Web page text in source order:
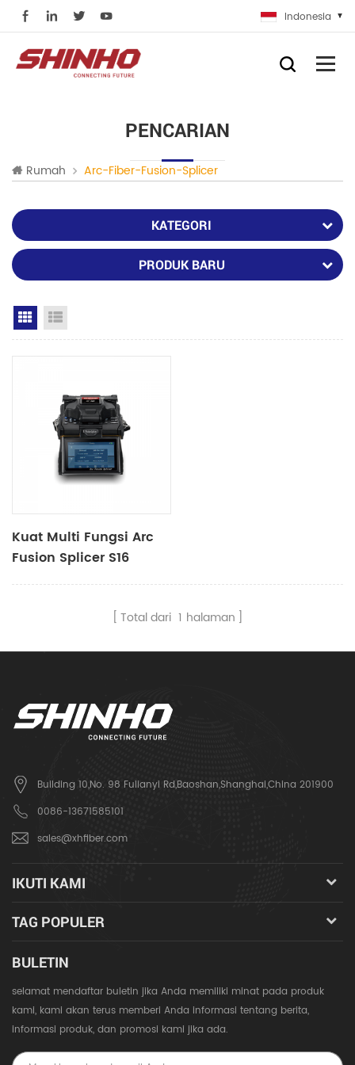
Indonesia
PENCARIAN
Rumah Arc-Fiber-Fusion-Splicer
KATEGORI
PRODUK BARU
Grid View
Kuat Multi Fungsi Arc
Fusion Splicer S16
Total dari 1 halaman
Building 10,No. 98 Fulianyi Rd,Baoshan,Shanghai,China 201900
0086-13671585101
sales@xhfiber.com
IKUTI KAMI
TAG POPULER
BULETIN
selamat mendaftar buletin jika Anda memiliki minat pada produk
kami, kami akan terus memberi Anda informasi tentang berita,
informasi produk, dan promosi kami jika ada.